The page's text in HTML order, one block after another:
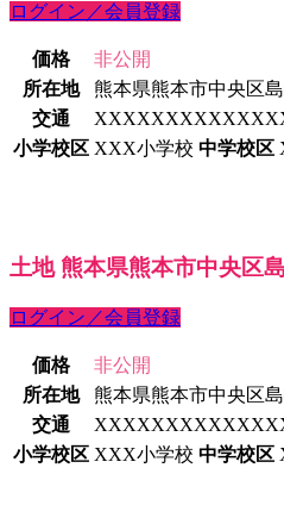
ログイン／会員登録
価格
非公開
所在地
熊本県熊本市中央区
交通
小学校区 XXX小学校 中学校区
土地 熊本県熊本市中央区
ログイン／会員登録
価格
非公開
所在地
熊本県熊本市中央区
交通
小学校区 XXX小学校 中学校区